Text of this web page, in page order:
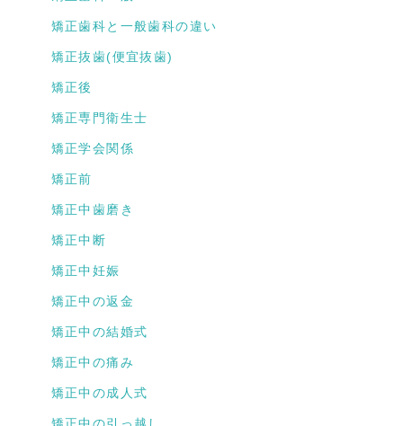
矯正歯科と一般歯科の違い
矯正抜歯(便宜抜歯)
矯正後
矯正専門衛生士
矯正学会関係
矯正前
矯正中歯磨き
矯正中断
矯正中妊娠
矯正中の返金
矯正中の結婚式
矯正中の痛み
矯正中の成人式
矯正中の引っ越し